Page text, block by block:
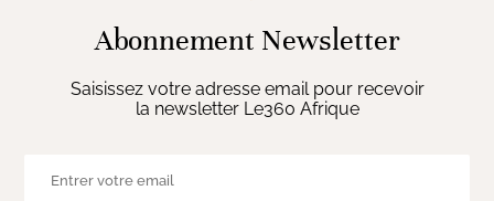
Abonnement Newsletter
Saisissez votre adresse email pour recevoir
la newsletter Le360 Afrique